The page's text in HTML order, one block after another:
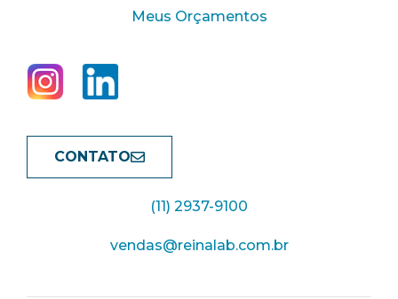
Meus Orçamentos
CONTATO
(11) 2937-9100
vendas@reinalab.com.br